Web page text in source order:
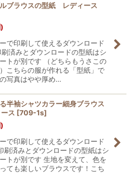
ブラウスの型紙 レディース
で印刷して使えるダウンロード
済みとダウンロードの型紙はシ
トが別です （どちらもうさこの
こちらの服が作れる「型紙」で
写真はやや厚め…
半袖シャツカラー細身ブラウス
ス [709-1s]
で印刷して使えるダウンロード
刷済みとダウンロードの型紙はシ
トが別です 生地を変えて、色を
ても楽しいブラウスです！こち